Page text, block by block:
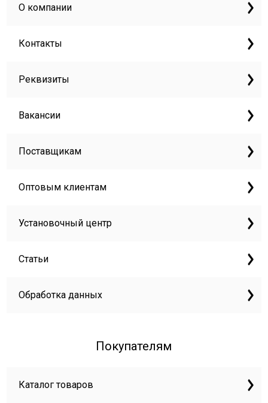
О компании
Контакты
Реквизиты
Вакансии
Поставщикам
Оптовым клиентам
Установочный центр
Статьи
Обработка данных
Покупателям
Каталог товаров